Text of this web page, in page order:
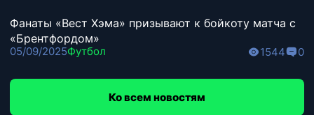
Фанаты «Вест Хэма» призывают к бойкоту матча с
«Брентфордом»
05/09/2025Футбол 1544 0
Ко всем новостям